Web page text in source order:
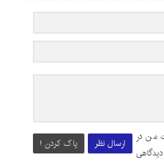
ارسال نظر پاک کردن !
من در